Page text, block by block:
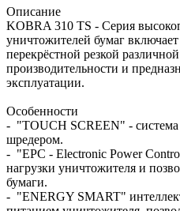
Описание
KOBRA 310 TS - Серия
уничтожителей бумаг
перекрёстной резкой
производительности и
эксплуатации.
Особенности
- "TOUCH SCREEN" - система
шредером.
- "EPC - Electronic Power
нагрузки уничтожителя и
бумаги.
- "ENERGY SMART"